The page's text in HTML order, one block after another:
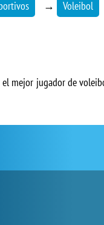
→ Voleibol
el mejor jugador de